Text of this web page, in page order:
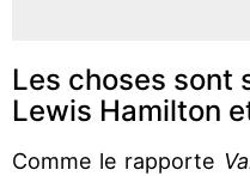
Les choses sont
Lewis Hamilton
Comme le rapporte